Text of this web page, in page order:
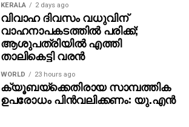
KERALA 2 days ago
വിവാഹ ദിവസം വധുവിന്
വാഹനാപകടത്തില്‍ പരിക്ക്;
ആശുപത്രിയില്‍ എത്തി
താലികെട്ടി വരന്‍
WORLD 23 hours ago
ക്യൂബയ്ക്കെതിരായ സാമ്പത്തിക
ഉപരോധം പിന്‍വലിക്കണം: യു.എന്‍